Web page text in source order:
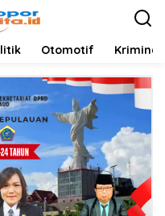
Otomotif Kriminal